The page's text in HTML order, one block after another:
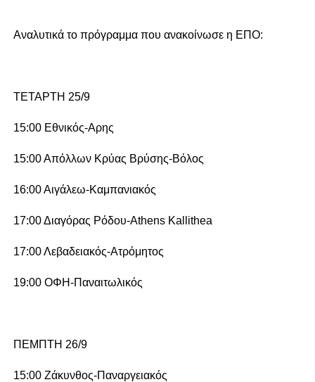
Αναλυτικά το πρόγραμμα που ανακοίνωσε η ΕΠΟ:
ΤΕΤΑΡΤΗ 25/9
15:00 Εθνικός-Αρης
15:00 Απόλλων Κρύας Βρύσης-Βόλος
16:00 Αιγάλεω-Καμπανιακός
17:00 Διαγόρας Ρόδου-Athens Kallithea
17:00 Λεβαδειακός-Ατρόμητος
19:00 ΟΦΗ-Παναιτωλικός
ΠΕΜΠΤΗ 26/9
15:00 Ζάκυνθος-Παναργειακός